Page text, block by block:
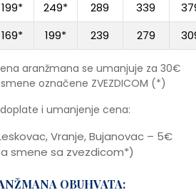
199* 249* 289 339
169* 199* 239 279
aranžmana se umanjuje za 30€
označene ZVEZDICOM (*)
i umanjenje cena:
Vranje, Bujanovac – 5€
smene sa zvezdicom*)
OBUHVATA: